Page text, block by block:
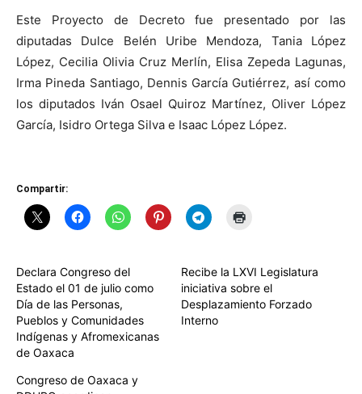
Este Proyecto de Decreto fue presentado por las
diputadas Dulce Belén Uribe Mendoza, Tania López
López, Cecilia Olivia Cruz Merlín, Elisa Zepeda Lagunas,
Irma Pineda Santiago, Dennis García Gutiérrez, así como
los diputados Iván Osael Quiroz Martínez, Oliver López
García, Isidro Ortega Silva e Isaac López López.
Compartir:
Declara Congreso del
Estado el 01 de julio como
Día de las Personas,
Pueblos y Comunidades
Indígenas y Afromexicanas
de Oaxaca
Recibe la LXVI Legislatura
iniciativa sobre el
Desplazamiento Forzado
Interno
Congreso de Oaxaca y